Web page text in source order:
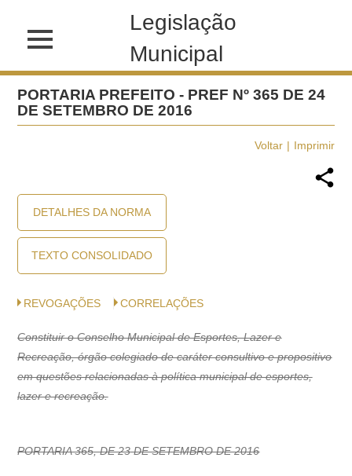
Legislação
Municipal
PORTARIA PREFEITO - PREF Nº 365 DE 24
DE SETEMBRO DE 2016
Voltar Imprimir
DETALHES DA NORMA
TEXTO CONSOLIDADO
REVOGAÇÕES CORRELAÇÕES
Constituir o Conselho Municipal de Esportes, Lazer e
Recreação, órgão colegiado de caráter consultivo e propositivo
em questões relacionadas à política municipal de esportes,
lazer e recreação.
PORTARIA 365, DE 23 DE SETEMBRO DE 2016